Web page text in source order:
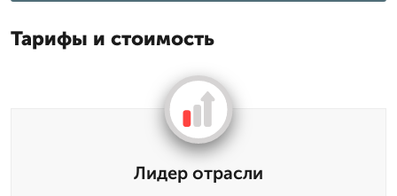
Тарифы и стоимость
Лидер отрасли